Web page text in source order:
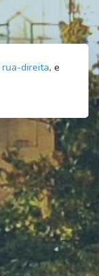
rua-direita, e